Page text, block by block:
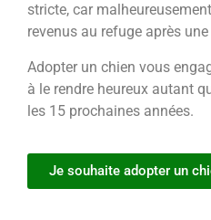
stricte, car
revenus au refuge après
Adopter un chien vous
à le rendre heureux autant
les 15 prochaines années.
Je souhaite adopter un